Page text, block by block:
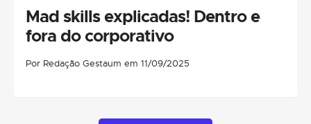
Mad skills explicadas! Dentro e
fora do corporativo
Por Redação Gestaum em 11/09/2025